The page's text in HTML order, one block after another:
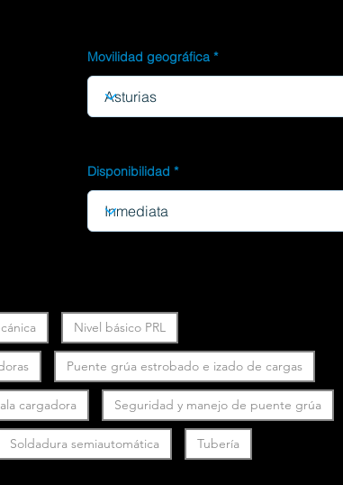
Movilidad geográfica
Disponibilidad
Nivel básico PRL
Puente grúa estrobado e izado de cargas
cargadora Seguridad y manejo de puente grúa
Soldadura semiautomática Tubería